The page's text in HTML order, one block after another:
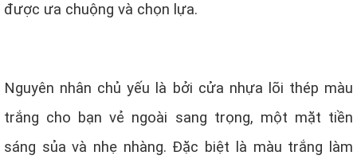
được ưa chuộng và chọn lựa.
Nguyên nhân chủ yếu là bởi cửa nhựa lõi thép màu
trắng cho bạn vẻ ngoài sang trọng, một mặt tiền
sáng sủa và nhẹ nhàng. Đặc biệt là màu trắng làm